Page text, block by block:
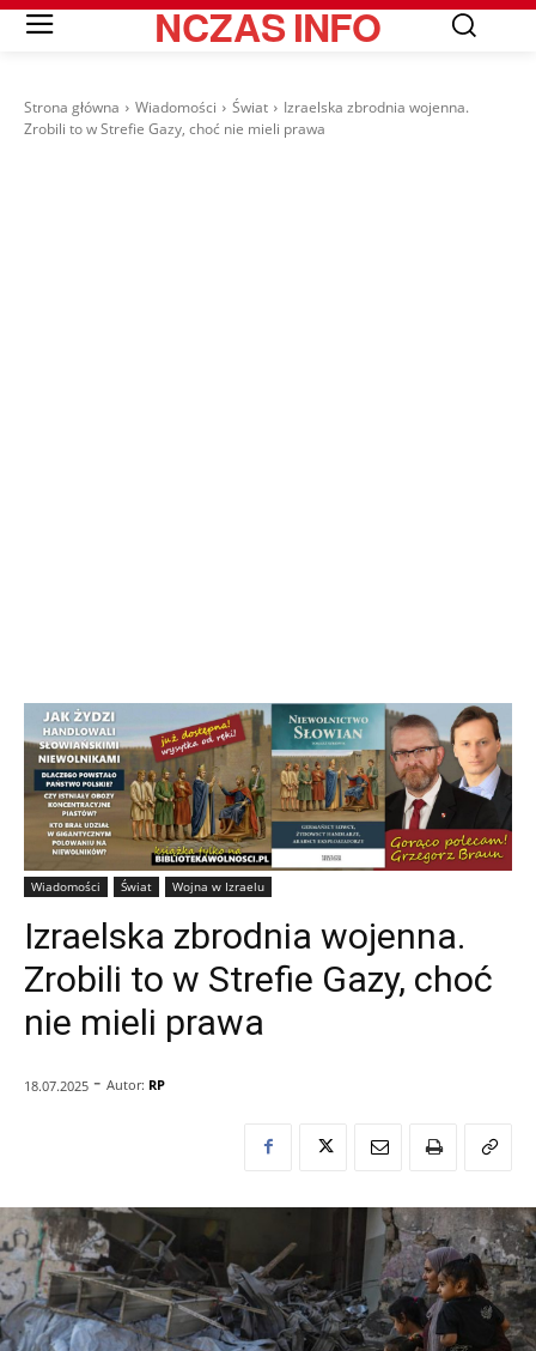
NCZASINFO
Strona główna Wiadomości Świat
Izraelska zbrodnia wojenna.
Zrobili to w Strefie Gazy, choć nie mieli prawa
Wiadomości Świat Wojna w Izraelu
Izraelska zbrodnia wojenna.
Zrobili to w Strefie Gazy, choć
nie mieli prawa
18.07.2025 - Autor: RP